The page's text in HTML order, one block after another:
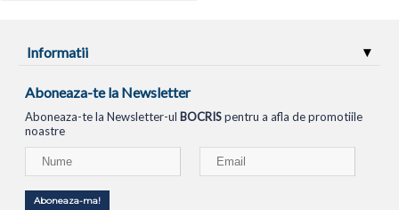
Informatii
Aboneaza-te la Newsletter
Aboneaza-te la Newsletter-ul BOCRISpentru a afla de promotiile
noastre
Aboneaza-ma!